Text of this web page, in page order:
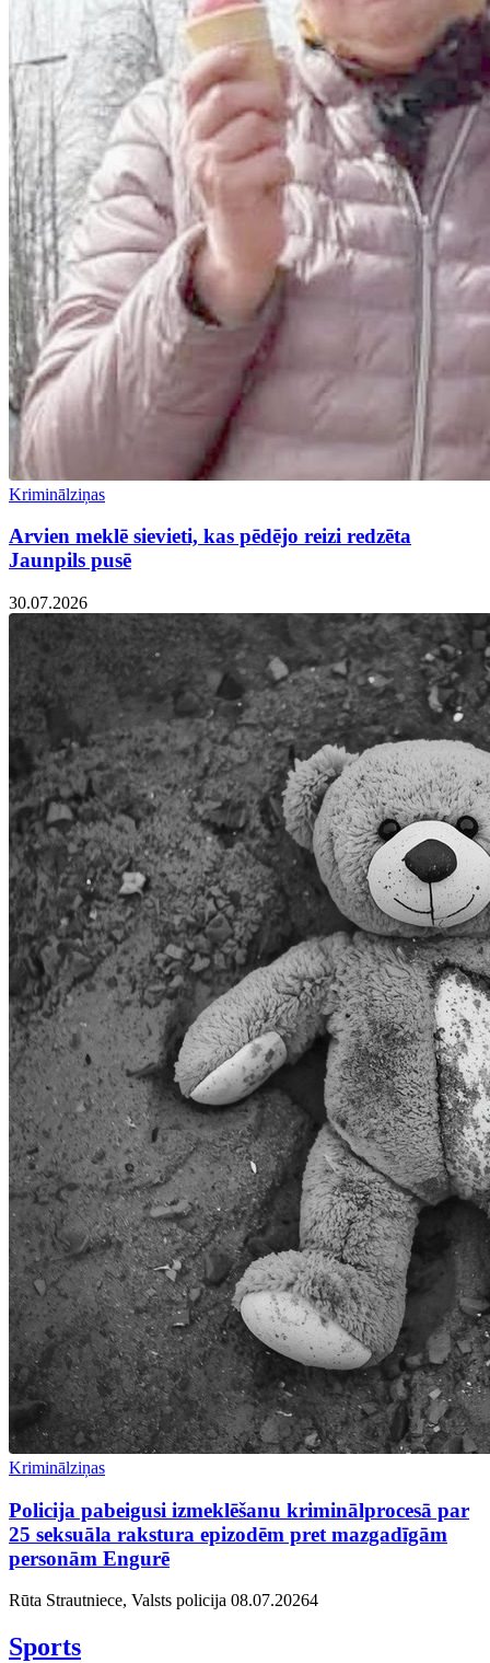
Kriminālziņas
Arvien meklē sievieti, kas pēdējo reizi redzēta
Jaunpils pusē
30.07.2026
Kriminālziņas
Policija pabeigusi izmeklēšanu kriminālprocesā par
25 seksuāla rakstura epizodēm pret mazgadīgām
personām Engurē
Rūta Strautniece, Valsts policija 08.07.20264
Sports